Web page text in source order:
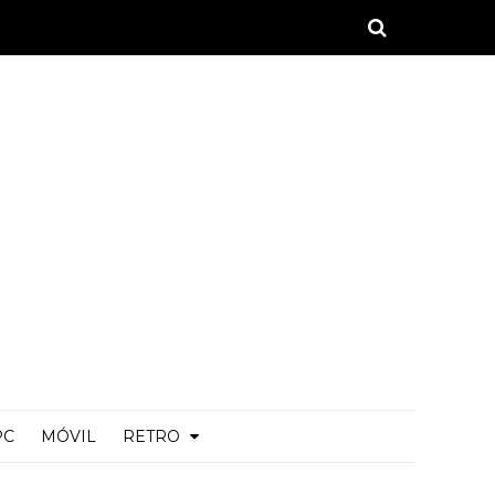
MÓVIL RETRO